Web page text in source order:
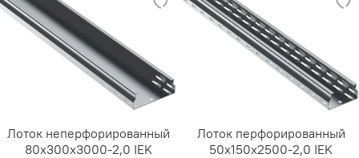
Лоток неперфорированный
80х300х3000-2,0 IEK
Лоток перфорированный
50х150х2500-2,0 IEK